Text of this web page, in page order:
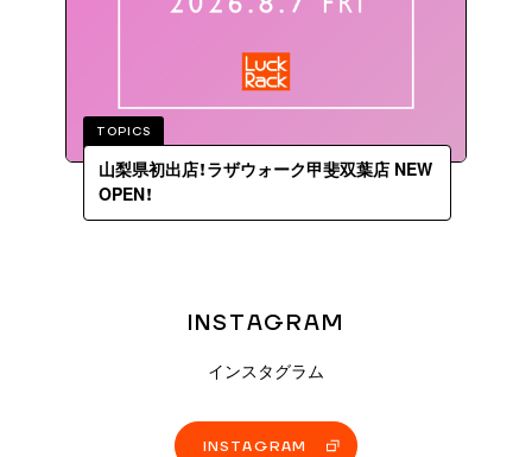
TOPICS
山梨県初出店！ラザウォーク甲斐双葉店 NEW
OPEN！
INSTAGRAM
インスタグラム
INSTAGRAM